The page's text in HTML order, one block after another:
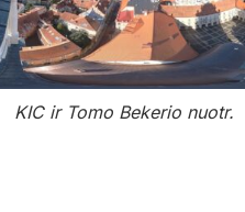
KIC ir Tomo Bekerio nuotr.